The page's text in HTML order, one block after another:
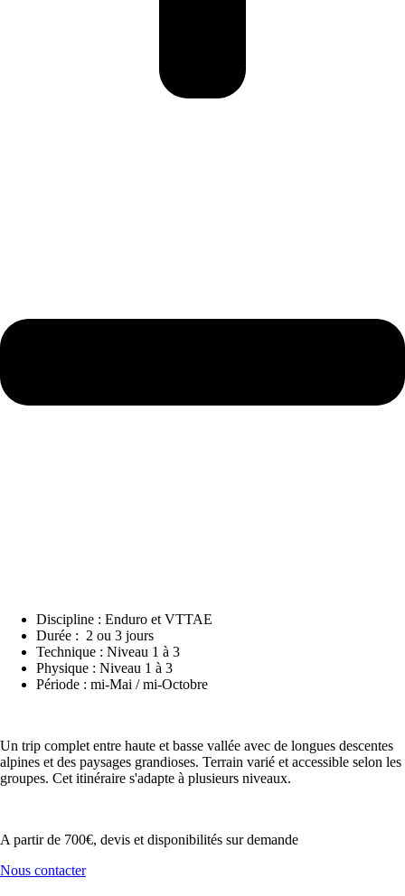
Discipline : Enduro et VTTAE
Durée : 2 ou 3 jours
Technique : Niveau 1 à 3
Physique : Niveau 1 à 3
Période : mi-Mai / mi-Octobre
Un trip complet entre haute et basse vallée avec de longues descentes
alpines et des paysages grandioses. Terrain varié et accessible selon les
groupes. Cet itinéraire s'adapte à plusieurs niveaux.
A partir de 700€, devis et disponibilités sur demande
Nous contacter